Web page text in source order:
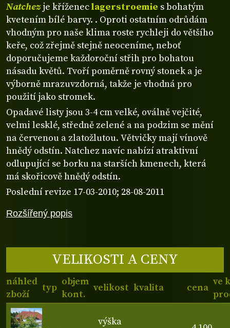
Rozšířený popis
Natchez je kříženeclagerstroemie s bohatým
kvetením bílé barvy. . Oproti ostatním odrůdám
vhodným pro naše klima roste rychleji do většího
keře, což zřejmě stejně neoceníme, neboť
doporučujeme každoroční střih pro bohatou
násadu květů. Tvoří poměrně rovný stonek a je
výborně mrazuvzdorná, takže je vhodná pro
použití jako stromek.
Opadavé listy jsou 3-4 cm velké, oválně vejčité,
velmi lesklé, středně zelené a na podzim se mění
na červenou a zlatožlutou. Větvičky mají vínově
hnědý odstín. Natchez navíc nabízí atraktivní
odlupující se borku na starších kmenech, která
má skořicově hnědý odstín.
Poslední revize 17-03-2010; 28-08-2011
VELIKOSTI A CENY
náhled
zboží
typ
objem
kont.
velikost kvalita cena
ve
výška